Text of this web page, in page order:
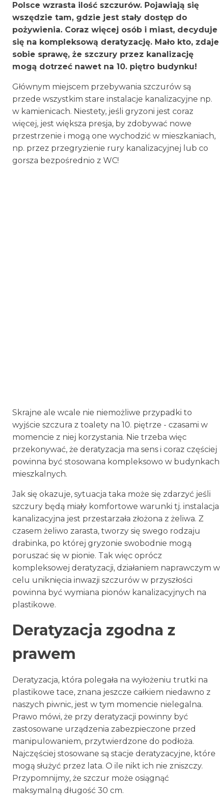
Polsce wzrasta ilość szczurów. Pojawiają się
wszędzie tam, gdzie jest stały dostęp do
pożywienia. Coraz więcej osób i miast, decyduje
się na kompleksową deratyzację. Mało kto, zdaje
sobie sprawę, że szczury przez kanalizację
mogą dotrzeć nawet na 10. piętro budynku!
Głównym miejscem przebywania szczurów są
przede wszystkim stare instalacje kanalizacyjne np.
w kamienicach. Niestety, jeśli gryzoni jest coraz
więcej, jest większa presja, by zdobywać nowe
przestrzenie i mogą one wychodzić w mieszkaniach,
np. przez przegryzienie rury kanalizacyjnej lub co
gorsza bezpośrednio z WC!
Skrajne ale wcale nie niemożliwe przypadki to
wyjście szczura z toalety na 10. piętrze - czasami w
momencie z niej korzystania. Nie trzeba więc
przekonywać, że deratyzacja ma sens i coraz częściej
powinna być stosowana kompleksowo w budynkach
mieszkalnych.
Jak się okazuje, sytuacja taka może się zdarzyć jeśli
szczury będą miały komfortowe warunki tj. instalacja
kanalizacyjna jest przestarzała złożona z żeliwa. Z
czasem żeliwo zarasta, tworzy się swego rodzaju
drabinka, po której gryzonie swobodnie mogą
poruszać się w pionie. Tak więc oprócz
kompleksowej deratyzacji, działaniem naprawczym w
celu uniknięcia inwazji szczurów w przyszłości
powinna być wymiana pionów kanalizacyjnych na
plastikowe.
Deratyzacja zgodna z
prawem
Deratyzacja, która polegała na wyłożeniu trutki na
plastikowe tace, znana jeszcze całkiem niedawno z
naszych piwnic, jest w tym momencie nielegalna.
Prawo mówi, że przy deratyzacji powinny być
zastosowane urządzenia zabezpieczone przed
manipulowaniem, przytwierdzone do podłoża.
Najczęściej stosowane są stacje deratyzacyjne, które
mogą służyć przez lata. O ile nikt ich nie zniszczy.
Przypomnijmy, że szczur może osiągnąć
maksymalną długość 30 cm.